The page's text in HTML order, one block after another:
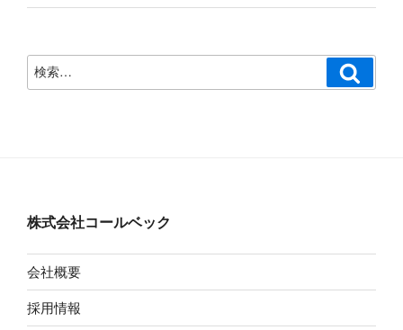
検
索:
株式会社コールベック
会社概要
採用情報